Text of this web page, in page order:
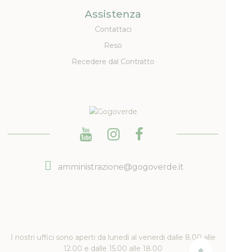
Assistenza
Contattaci
Reso
Recedere dal Contratto
amministrazione@gogoverde.it
I nostri uffici sono aperti da lunedì al venerdi dalle 8.00 alle
12.00 e dalle 15.00 alle 18.00